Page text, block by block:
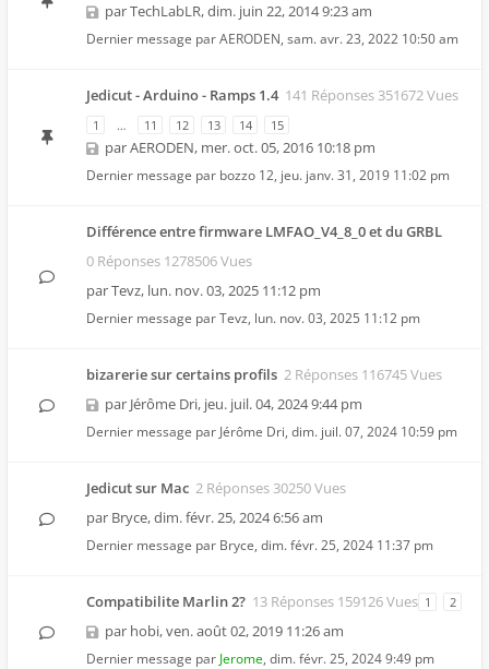
parTechLabLR,dim. juin 22, 2014 9:23 am
Dernier message parAERODEN, sam. avr. 23, 2022 10:50 am
Jedicut - Arduino - Ramps 1.4 141 Réponses 351672 Vues
1 … 11 12 13 14 15
parAERODEN, mer. oct. 05, 2016 10:18 pm
Dernier message par bozzo 12, jeu. janv. 31, 2019 11:02 pm
Différence entre firmware LMFAO_V4_8_0 et du GRBL
0 Réponses 1278506 Vues
parTevz, lun. nov. 03, 2025 11:12 pm
Dernier message parTevz, lun. nov. 03, 2025 11:12 pm
bizarerie sur certains profils 2 Réponses 116745 Vues
par Jérôme Dri, jeu. juil. 04, 2024 9:44 pm
Dernier message par Jérôme Dri, dim. juil. 07, 2024 10:59 pm
Jedicut sur Mac 2 Réponses 30250 Vues
par Bryce,dim. févr. 25, 2024 6:56 am
Dernier message par Bryce, dim. févr. 25, 2024 11:37 pm
Compatibilite Marlin 2? 13 Réponses 159126 Vues 1 2
par hobi,ven. août 02, 2019 11:26 am
Dernier message par Jerome, dim. févr. 25, 2024 9:49 pm